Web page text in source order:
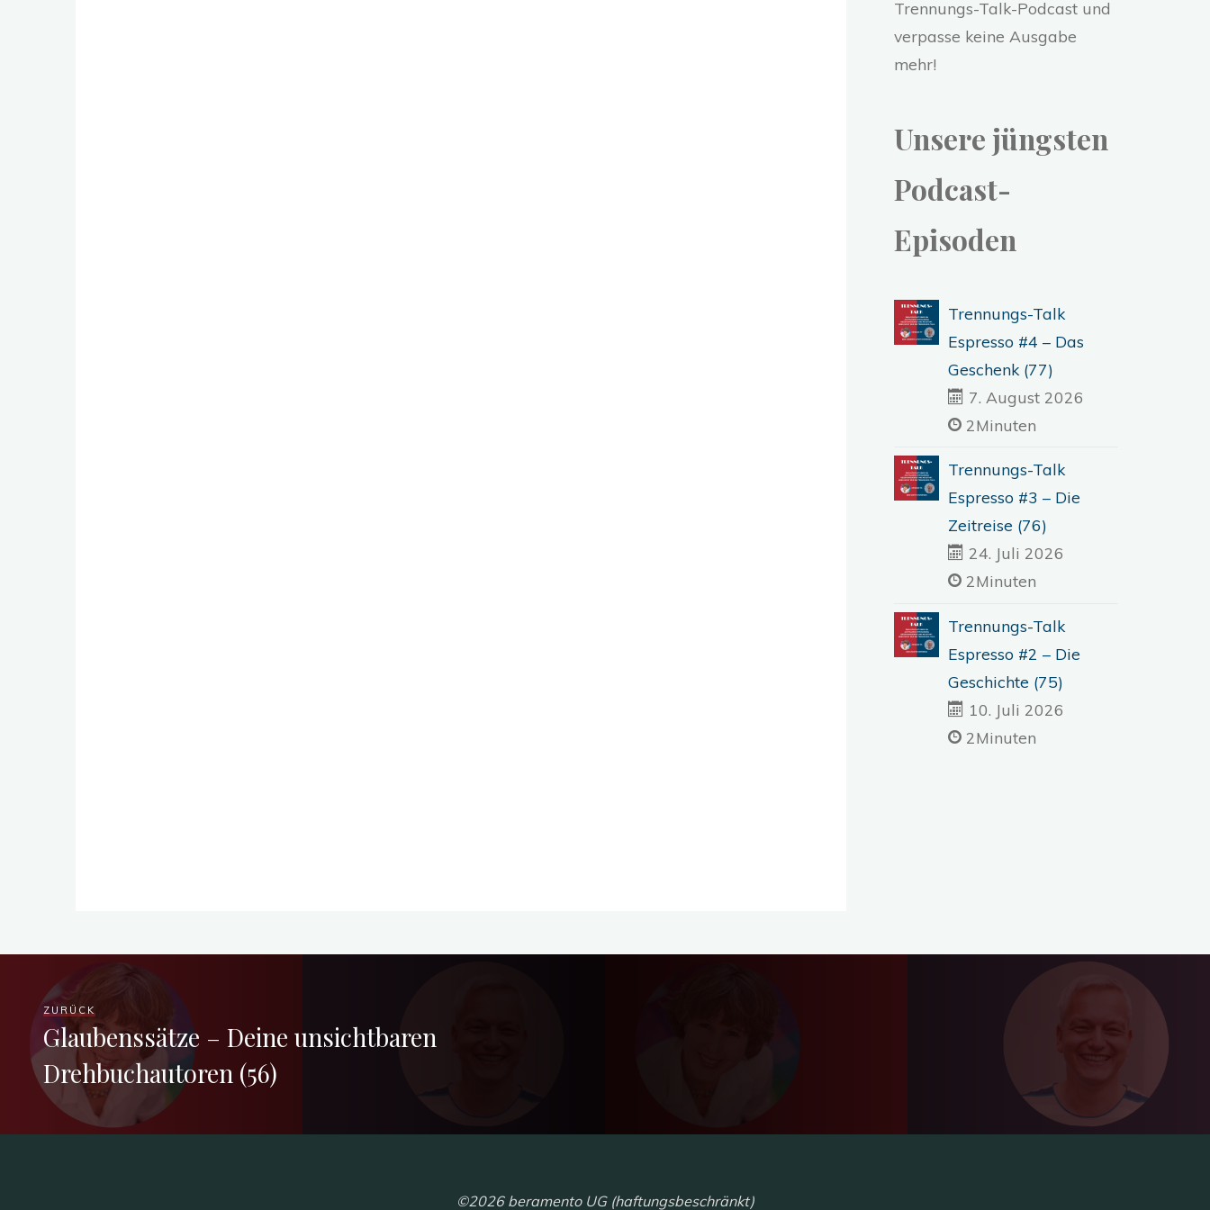
Trennungs-Talk-Podcast und
verpasse keine Ausgabe
mehr!
Unsere jüngsten
Podcast-
Episoden
Trennungs-Talk
Espresso #4 – Das
Geschenk (77)
7. August 2026
2Minuten
Trennungs-Talk
Espresso #3 – Die
Zeitreise (76)
24. Juli 2026
2Minuten
Trennungs-Talk
Espresso #2 – Die
Geschichte (75)
10. Juli 2026
2Minuten
ZURÜCK
Glaubenssätze – Deine unsichtbaren
Drehbuchautoren (56)
©2026 beramento UG (haftungsbeschränkt)